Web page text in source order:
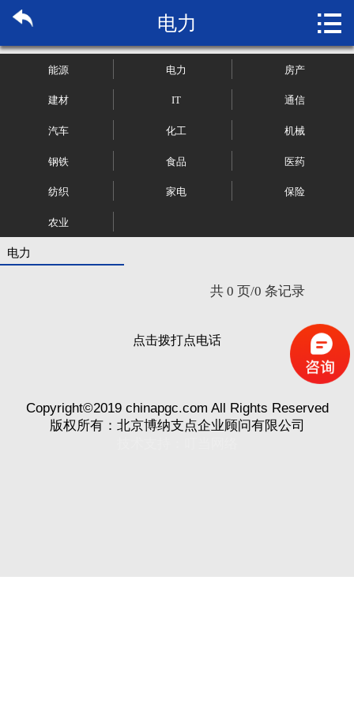
关于博纳
管理咨询
行业报告
加入我们
电力 
能源 电力 房产
建材 IT 通信
汽车 化工 机械
钢铁 食品 医药
纺织 家电 保险
农业
电力
共 0 页/0 条记录
点击拨打点电话
Copyright©2019 chinapgc.com All Rights Reserved
版权所有：北京博纳支点企业顾问有限公司